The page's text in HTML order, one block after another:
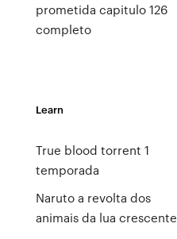
prometida capitulo 126
completo
Learn
True blood torrent 1
temporada
Naruto a revolta dos
animais da lua crescente